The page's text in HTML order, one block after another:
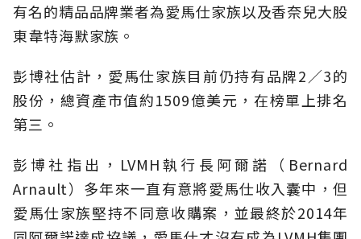
有名的精品品牌業者為愛馬仕家族以及香奈兒大股
東韋特海默家族。
彭博社估計，愛馬仕家族目前仍持有品牌2／3的
股份，總資產市值約1509億美元，在榜單上排名
第三。
彭博社指出，LVMH執行長阿爾諾（Bernard
Arnault）多年來一直有意將愛馬仕收入囊中，但
愛馬仕家族堅持不同意收購案，並最終於2014年